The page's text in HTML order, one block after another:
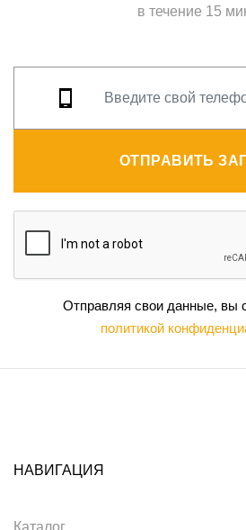
в течение 15
ОТПРАВИТЬ
Отправляя свои данные, вы
политикой
НАВИГАЦИЯ
Каталог